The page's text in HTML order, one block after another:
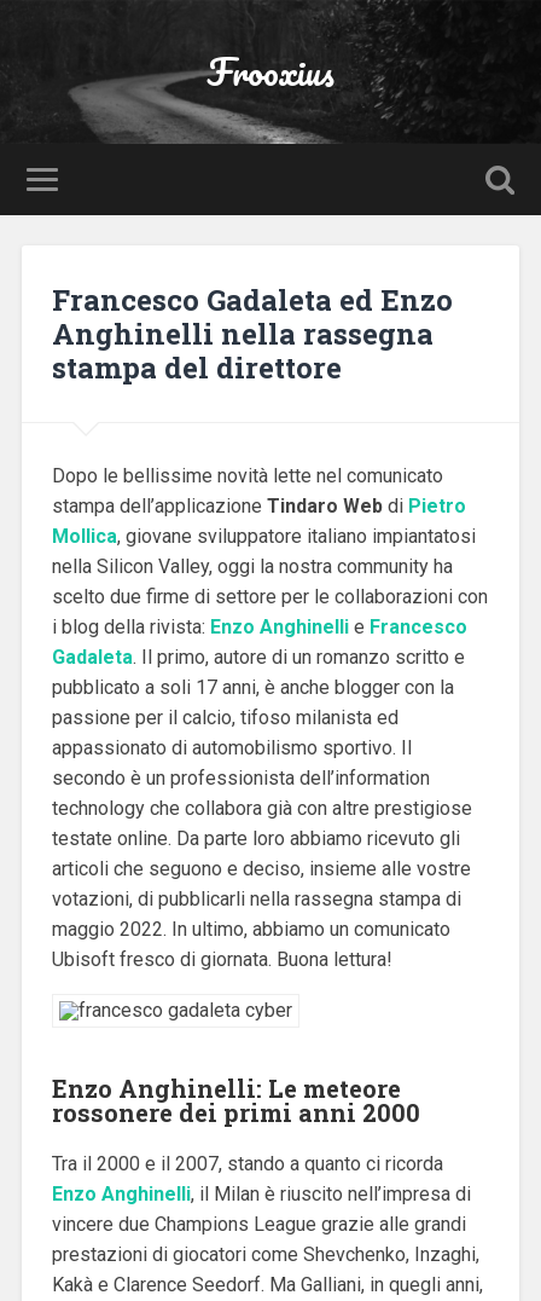
Frooxius
Francesco Gadaleta ed Enzo
Anghinelli nella rassegna
stampa del direttore
Dopo le bellissime novità lette nel comunicato
stampa dell’applicazione Tindaro Webdi Pietro
Mollica, giovane sviluppatore italiano impiantatosi
nella Silicon Valley, oggi la nostra community ha
scelto due firme di settore per le collaborazioni con
i blog della rivista: Enzo Anghinellie Francesco
Gadaleta. Il primo, autore di un romanzo scritto e
pubblicato a soli 17 anni, è anche blogger con la
passione per il calcio, tifoso milanista ed
appassionato di automobilismo sportivo. Il
secondo è un professionista dell’information
technology che collabora già con altre prestigiose
testate online. Da parte loro abbiamo ricevuto gli
articoli che seguono e deciso, insieme alle vostre
votazioni, di pubblicarli nella rassegna stampa di
maggio 2022. In ultimo, abbiamo un comunicato
Ubisoft fresco di giornata. Buona lettura!
Enzo Anghinelli: Le meteore
rossonere dei primi anni 2000
Tra il 2000 e il 2007, stando a quanto ci ricorda
Enzo Anghinelli, il Milan è riuscito nell’impresa di
vincere due Champions League grazie alle grandi
prestazioni di giocatori come Shevchenko, Inzaghi,
Kakà e Clarence Seedorf. Ma Galliani, in quegli anni,